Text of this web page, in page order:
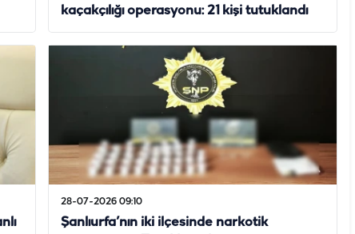
kaçakçılığı operasyonu: 21 kişi tutuklandı
28-07-2026 09:10
Şanlıurfa’nın iki ilçesinde narkotik